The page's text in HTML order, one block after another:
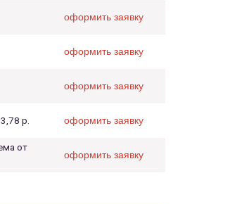
оформить заявку
оформить заявку
оформить заявку
р. оформить заявку
от
оформить заявку